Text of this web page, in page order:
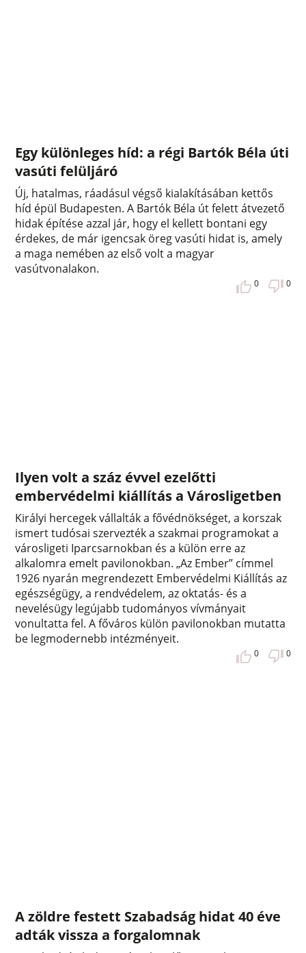
Egy különleges híd: a régi Bartók Béla úti
vasúti felüljáró
Új, hatalmas, ráadásul végső kialakításában kettős
híd épül Budapesten. A Bartók Béla út felett átvezető
hidak építése azzal jár, hogy el kellett bontani egy
érdekes, de már igencsak öreg vasúti hidat is, amely
a maga nemében az első volt a magyar
vasútvonalakon.
0 0
Ilyen volt a száz évvel ezelőtti
embervédelmi kiállítás a Városligetben
Királyi hercegek vállalták a fővédnökséget, a korszak
ismert tudósai szervezték a szakmai programokat a
városligeti Iparcsarnokban és a külön erre az
alkalomra emelt pavilonokban. „Az Ember” címmel
1926 nyarán megrendezett Embervédelmi Kiállítás az
egészségügy, a rendvédelem, az oktatás- és a
nevelésügy legújabb tudományos vívmányait
vonultatta fel. A főváros külön pavilonokban mutatta
be legmodernebb intézményeit.
0 0
A zöldre festett Szabadság hidat 40 éve
adták vissza a forgalomnak